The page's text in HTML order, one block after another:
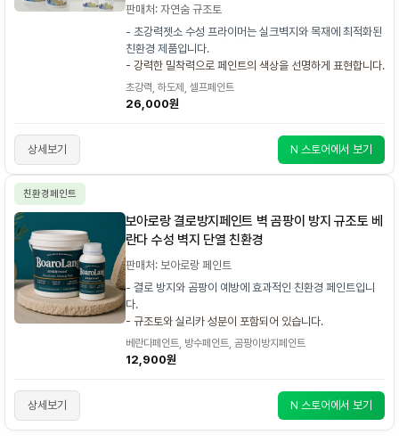
판매처: 자연숨 규조토
- 초강력젯소 수성 프라이머는 실크벽지와 목재에 최적화된
친환경 제품입니다.
- 강력한 밀착력으로 페인트의 색상을 선명하게 표현합니다.
초강력, 하도제, 셀프페인트
26,000원
상세보기 N 스토어에서 보기
친환경페인트
보아로랑 결로방지페인트 벽 곰팡이 방지 규조토 베
란다 수성 벽지 단열 친환경
판매처: 보아로랑 페인트
- 결로 방지와 곰팡이 예방에 효과적인 친환경 페인트입니
다.
- 규조토와 실리카 성분이 포함되어 있습니다.
베란다페인트, 방수페인트, 곰팡이방지페인트
12,900원
상세보기 N 스토어에서 보기